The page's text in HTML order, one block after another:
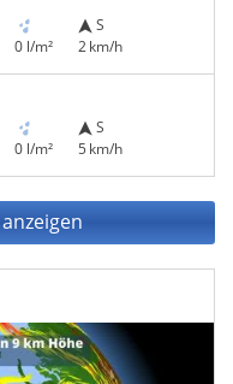
0 l/m²
S
2 km/h
0 l/m²
S
5 km/h